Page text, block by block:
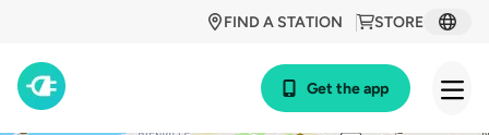
STORE
FIND A STATION
Get the app